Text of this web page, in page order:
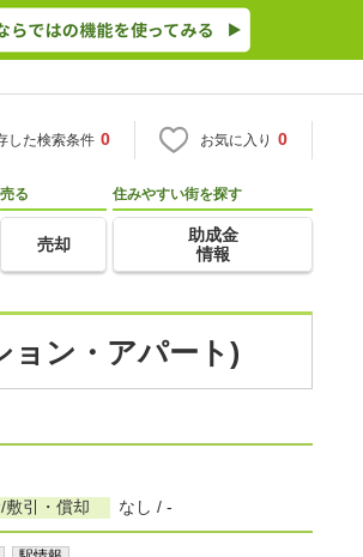
した検索条件 0 お気に入り 0
売る
売却
住みやすい街を探す
助成金
情報
ョン・アパート)
敷引・償却 なし / -